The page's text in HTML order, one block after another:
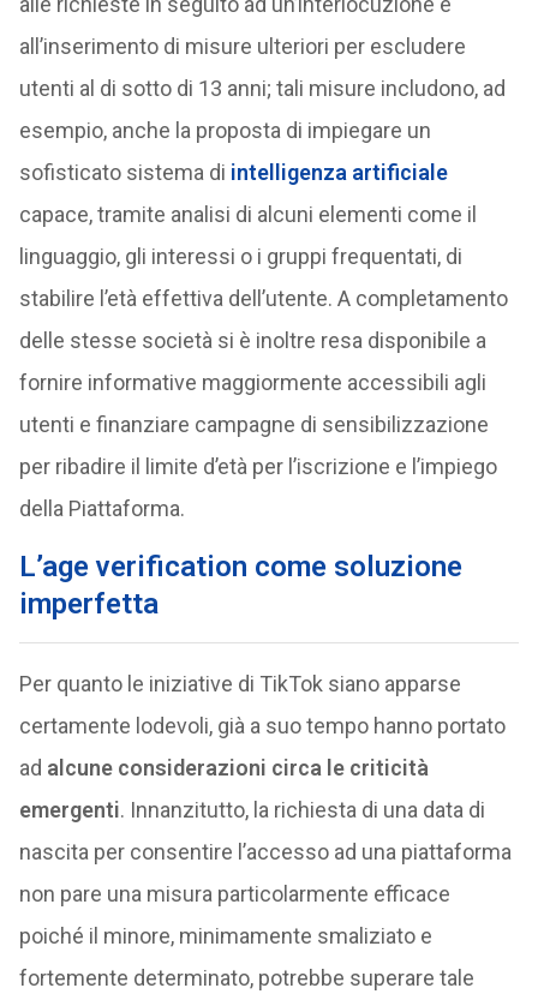
all’inserimento di misure ulteriori per escludere
utenti al di sotto di 13 anni; tali misure includono, ad
esempio, anche la proposta di impiegare un
sofisticato sistema di intelligenza artificiale
capace, tramite analisi di alcuni elementi come il
linguaggio, gli interessi o i gruppi frequentati, di
stabilire l’età effettiva dell’utente. A completamento
delle stesse società si è inoltre resa disponibile a
fornire informative maggiormente accessibili agli
utenti e finanziare campagne di sensibilizzazione
per ribadire il limite d’età per l’iscrizione e l’impiego
della Piattaforma.
L’age verification come soluzione
imperfetta
Per quanto le iniziative di TikTok siano apparse
certamente lodevoli, già a suo tempo hanno portato
ad alcune considerazioni circa le criticità
emergenti. Innanzitutto, la richiesta di una data di
nascita per consentire l’accesso ad una piattaforma
non pare una misura particolarmente efficace
poiché il minore, minimamente smaliziato e
fortemente determinato, potrebbe superare tale